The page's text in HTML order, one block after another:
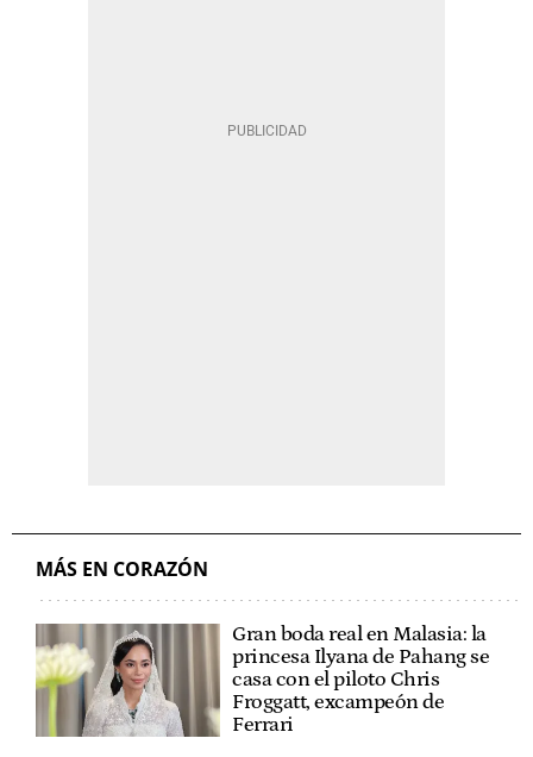
MÁS EN CORAZÓN
Gran boda real en Malasia: la
princesa Ilyana de Pahang se
casa con el piloto Chris
Froggatt, excampeón de
Ferrari